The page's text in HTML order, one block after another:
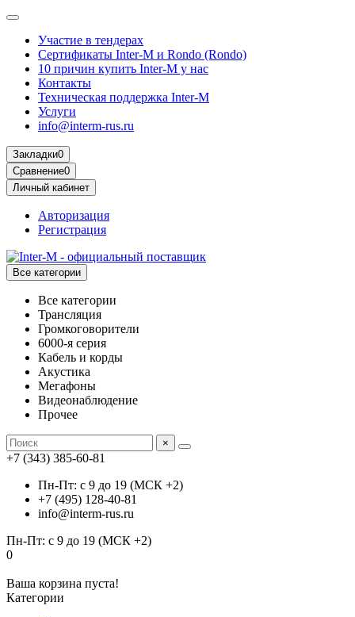
Участие в тендерах
Сертификаты Inter-M и Rondo (Rondo)
10 причин купить Inter-M у нас
Контакты
Техническая поддержка Inter-M
Услуги
info@interm-rus.ru
Закладки0
Сравнение0
Личный кабинет
Авторизация
Регистрация
Все категории
Все категории
Трансляция
Громкоговорители
6000-я серия
Кабель и корды
Акустика
Мегафоны
Видеонаблюдение
Прочее
×
+7 (343) 385-60-81
Пн-Пт: с 9 до 19 (МСК +2)
+7 (495) 128-40-81
info@interm-rus.ru
Пн-Пт: с 9 до 19 (МСК +2)
0
Ваша корзина пуста!
Категории